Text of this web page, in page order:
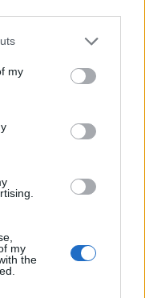
my
my
the
minősítése
gyűlöletkeltés,
fenyegetés címén. A
azt a